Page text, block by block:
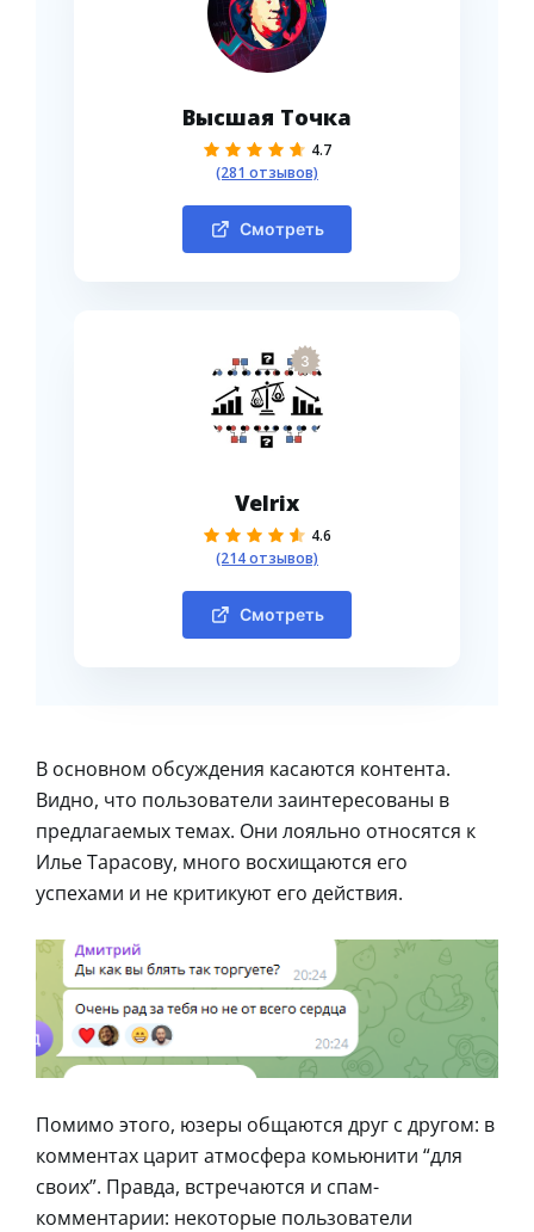
Высшая Точка
4.7
(281 отзывов)
Смотреть
3
Velrix
4.6
(214 отзывов)
Смотреть
В основном обсуждения касаются контента.
Видно, что пользователи заинтересованы в
предлагаемых темах. Они лояльно относятся к
Илье Тарасову, много восхищаются его
успехами и не критикуют его действия.
Помимо этого, юзеры общаются друг с другом: в
комментах царит атмосфера комьюнити “для
своих”. Правда, встречаются и спам-
комментарии: некоторые пользователи